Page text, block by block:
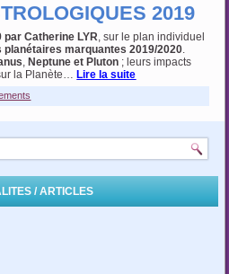
2019
Catherine LYR, sur le plan individuel
planétaires marquantes 2019/2020.
, Neptune et Pluton ; leurs impacts
la Planète… Lire la suite
/ ARTICLES